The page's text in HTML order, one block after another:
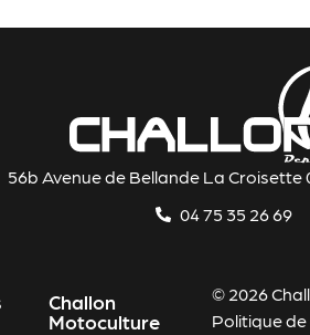
56b Avenue de Bellande La Croisette
04 75 35 26 69
Challon
Motoculture
© 2026
Politique